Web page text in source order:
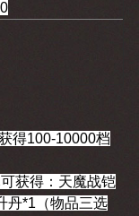
得100-10000档
获得：天魔战铠
丹*1（物品三选